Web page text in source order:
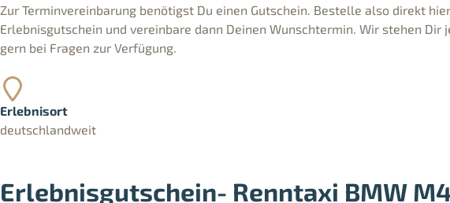
Zur Terminvereinbarung benötigst Du einen Gutschein. Bestelle also direkt
Erlebnisgutschein und vereinbare dann Deinen Wunschtermin. Wir stehen Dir
gern bei Fragen zur Verfügung.
Erlebnisort
deutschlandweit
Erlebnisgutschein- Renntaxi BMW